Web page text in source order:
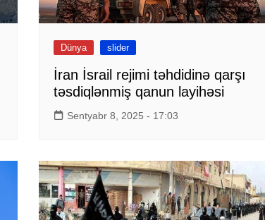
Dünya slider
İran İsrail rejimi təhdidinə qarşı
təsdiqlənmiş qanun layihəsi
Sentyabr 8, 2025 - 17:03